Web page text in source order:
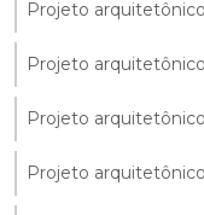
Projeto
Projeto
Projeto
Projeto